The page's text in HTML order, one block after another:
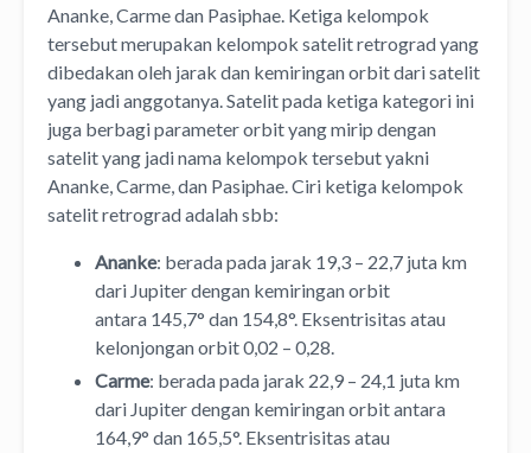
Ananke, Carme dan Pasiphae. Ketiga kelompok
tersebut merupakan kelompok satelit retrograd yang
dibedakan oleh jarak dan kemiringan orbit dari satelit
yang jadi anggotanya. Satelit pada ketiga kategori ini
juga berbagi parameter orbit yang mirip dengan
satelit yang jadi nama kelompok tersebut yakni
Ananke, Carme, dan Pasiphae. Ciri ketiga kelompok
satelit retrograd adalah sbb:
Ananke: berada pada jarak 19,3 – 22,7 juta km
dari Jupiter dengan kemiringan orbit
antara 145,7° dan 154,8°. Eksentrisitas atau
kelonjongan orbit 0,02 – 0,28.
Carme: berada pada jarak 22,9 – 24,1 juta km
dari Jupiter dengan kemiringan orbit antara
164,9° dan 165,5°. Eksentrisitas atau